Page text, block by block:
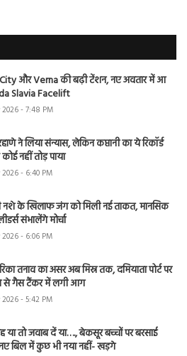
और Verna की बढ़ी टेंशन, नए अवतार में आ
Slavia Facelift
2026 - 7:48 PM
ने लिया संन्यास, लेकिन कप्तानी का ये रिकॉर्ड
नहीं तोड़ पाया
2026 - 6:40 PM
नशे के खिलाफ जंग को मिली नई ताकत, मानसिक
संभालेंगे मोर्चा
2026 - 6:06 PM
तनाव का असर अब मिस्र तक, दमियाता पोर्ट पर
से गैस टैंकर में लगी आग
2026 - 5:42 PM
या तो जवाब दें या…., बेकसूर बच्चों पर बरसाई
बिल में कुछ भी नया नहीं- खड़गे